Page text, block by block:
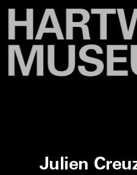
Julien